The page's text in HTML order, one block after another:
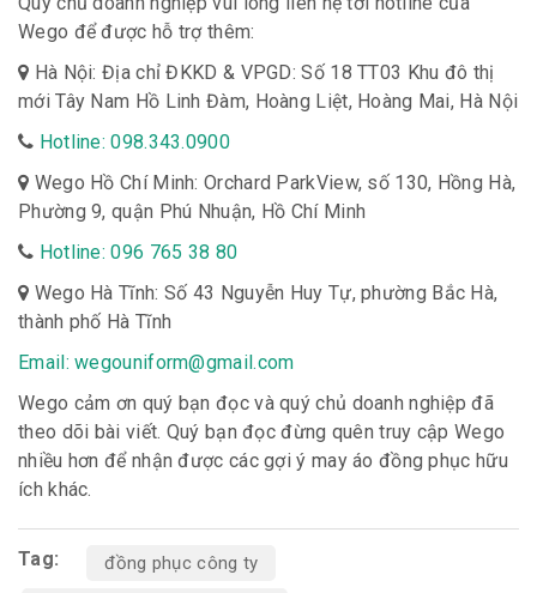
Wego để được hỗ trợ thêm:
Hà Nội: Địa chỉ ĐKKD & VPGD: Số 18 TT03 Khu đô thị
mới Tây Nam Hồ Linh Đàm, Hoàng Liệt, Hoàng Mai, Hà Nội
Hotline: 098.343.0900
Wego Hồ Chí Minh: Orchard ParkView, số 130, Hồng Hà,
Phường 9, quận Phú Nhuận, Hồ Chí Minh
Hotline: 096 765 38 80
Wego Hà Tĩnh: Số 43 Nguyễn Huy Tự, phường Bắc Hà,
thành phố Hà Tĩnh
Email: wegouniform@gmail.com
Wego cảm ơn quý bạn đọc và quý chủ doanh nghiệp đã
theo dõi bài viết. Quý bạn đọc đừng quên truy cập Wego
nhiều hơn để nhận được các gợi ý may áo đồng phục hữu
ích khác.
Tag:
đồng phục công ty